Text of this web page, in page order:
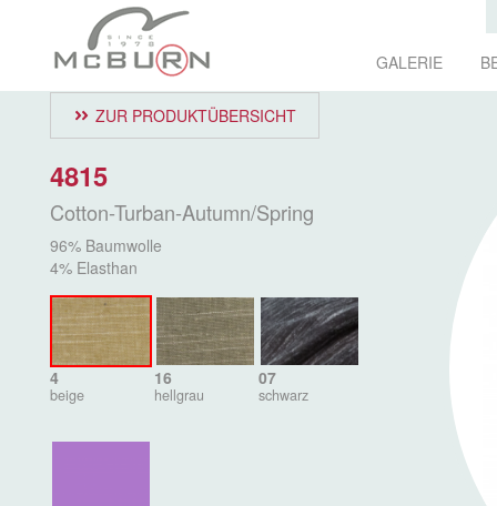
GALERIE
ZUR PRODUKTÜBERSICHT
4815
Cotton-Turban-Autumn/Spring
96% Baumwolle
4% Elasthan
4
beige
16
hellgrau
07
schwarz